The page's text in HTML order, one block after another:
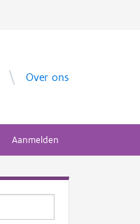
Over ons
Aanmelden